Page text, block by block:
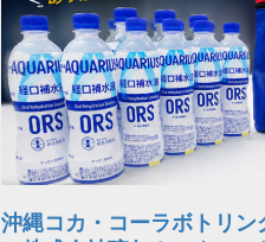
沖縄コカ・コーラボトリ